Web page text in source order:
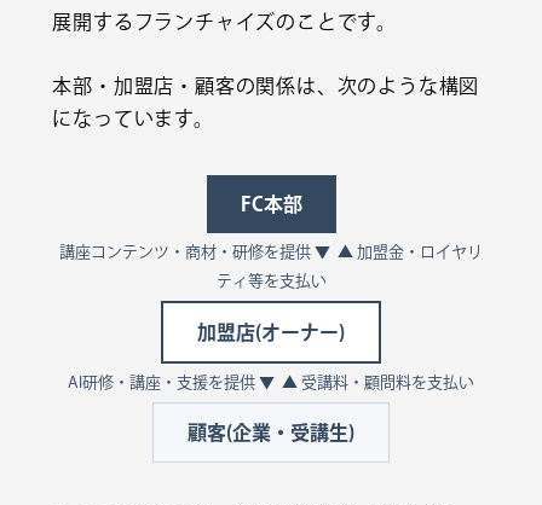
展開するフランチャイズのことです。
本部・加盟店・顧客の関係は、次のような構図
になっています。
FC本部
講座コンテンツ・商材・研修を提供 ▼ ▲ 加盟金・ロイヤリ
ティ等を支払い
加盟店(オーナー)
AI研修・講座・支援を提供 ▼ ▲ 受講料・顧問料を支払い
顧客(企業・受講生)